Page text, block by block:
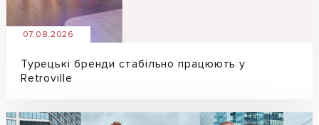
07.08.2026
Турецькі бренди стабільно працюють у
Retroville